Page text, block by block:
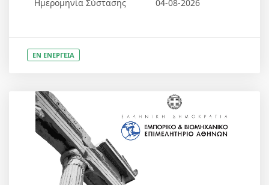
Ημερομηνία Σύστασης 04-08-2026
ΕΝ ΕΝΕΡΓΕΙΑ